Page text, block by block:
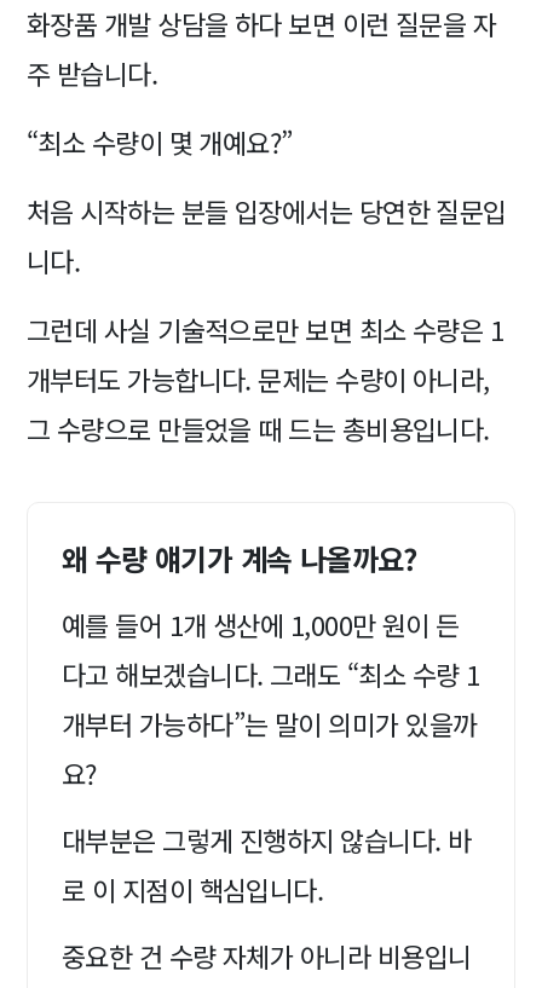
화장품 개발 상담을 하다 보면 이런 질문을 자
주 받습니다.
“최소 수량이 몇 개예요?”
처음 시작하는 분들 입장에서는 당연한 질문입
니다.
그런데 사실 기술적으로만 보면 최소 수량은 1
개부터도 가능합니다. 문제는 수량이 아니라,
그 수량으로 만들었을 때 드는 총비용입니다.
왜 수량 얘기가 계속 나올까요?
예를 들어 1개 생산에 1,000만 원이 든
다고 해보겠습니다. 그래도 “최소 수량 1
개부터 가능하다”는 말이 의미가 있을까
요?
대부분은 그렇게 진행하지 않습니다. 바
로 이 지점이 핵심입니다.
중요한 건 수량 자체가 아니라 비용입니